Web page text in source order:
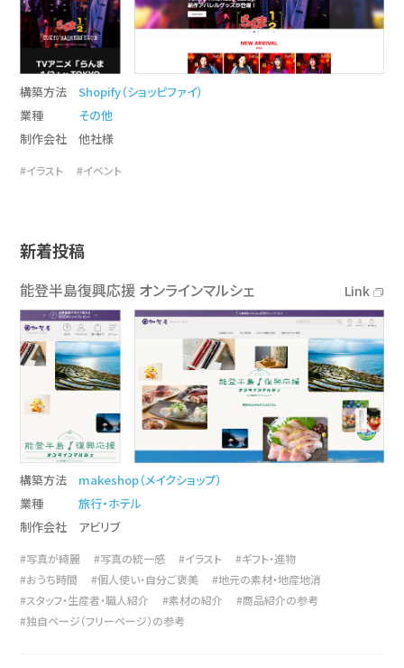
構築方法
Shopify（ショッピファイ）
業種
その他
制作会社
他社様
#イラスト #イベント
新着投稿
能登半島復興応援 オンラインマルシェ Link
構築方法
makeshop（メイクショップ）
業種
旅行・ホテル
制作会社
アビリブ
#写真が綺麗 #写真の統一感 #イラスト
#ギフト・進物
#おうち時間
#個人使い・自分ご褒美
#地元の素材・地産地消
#スタッフ・生産者・職人紹介
#素材の紹介
#商品紹介の参考
#独自ページ（フリーページ）の参考